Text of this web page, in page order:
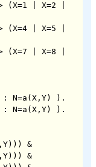
| X=2 |
| X=5 |
| X=8 |
N=a(X,Y) ).
N=a(X,Y) ).
&
&